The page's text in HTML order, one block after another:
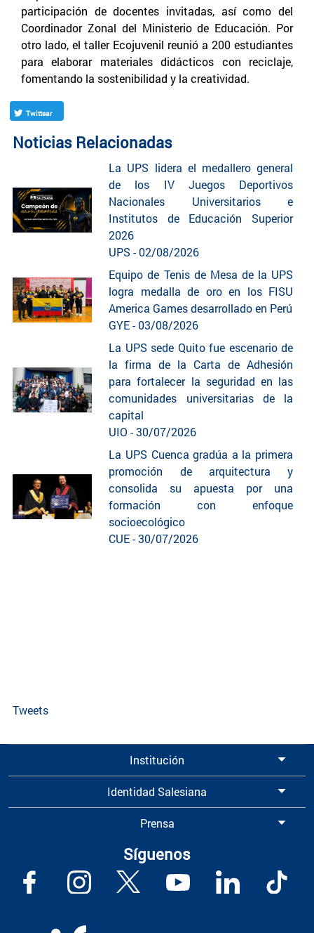
participación de docentes invitadas, así como del
Coordinador Zonal del Ministerio de Educación. Por
otro lado, el taller Ecojuvenil reunió a 200 estudiantes
para elaborar materiales didácticos con reciclaje,
fomentando la sostenibilidad y la creatividad.
Twittear
Noticias Relacionadas
La UPS lidera el medallero general
de los IV Juegos Deportivos
Nacionales Universitarios e
Institutos de Educación Superior
2026
UPS - 02/08/2026
Equipo de Tenis de Mesa de la UPS
logra medalla de oro en los FISU
America Games desarrollado en Perú
GYE - 03/08/2026
La UPS sede Quito fue escenario de
la firma de la Carta de Adhesión
para fortalecer la seguridad en las
comunidades universitarias de la
capital
UIO - 30/07/2026
La UPS Cuenca gradúa a la primera
promoción de arquitectura y
consolida su apuesta por una
formación con enfoque
socioecológico
CUE - 30/07/2026
Tweets
Institución
Identidad Salesiana
Prensa
Síguenos